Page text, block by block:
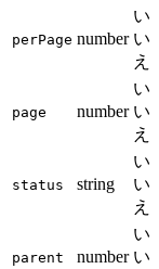
perPage number
い
い
え
page number
い
い
え
status string
い
い
え
parent number
い
い